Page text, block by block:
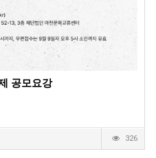
공모요강
326